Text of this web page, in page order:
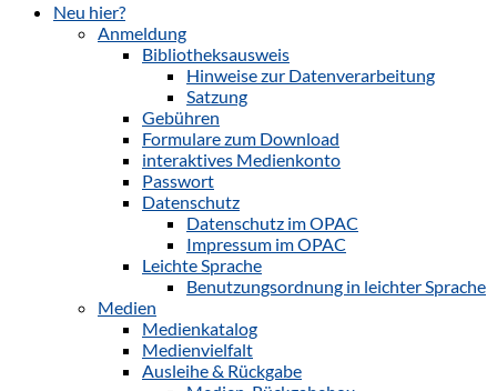
Neu hier?
Anmeldung
Bibliotheksausweis
Hinweise zur Datenverarbeitung
Satzung
Gebühren
Formulare zum Download
interaktives Medienkonto
Passwort
Datenschutz
Datenschutz im OPAC
Impressum im OPAC
Leichte Sprache
Benutzungsordnung in leichter Sprache
Medien
Medienkatalog
Medienvielfalt
Ausleihe & Rückgabe